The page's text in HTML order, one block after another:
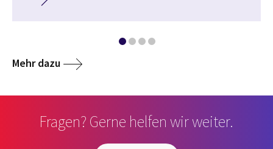
Mehr dazu
Fragen? Gerne helfen wir weiter.